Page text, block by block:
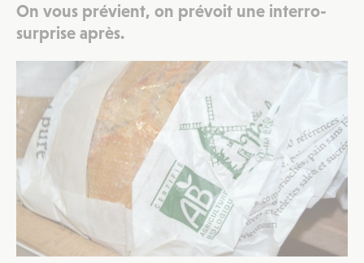
On vous prévient, on prévoit une interro-
surprise après.